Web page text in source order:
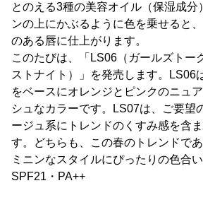
とのえる3種の美容オイル（保湿成分
ンの上にかぶるように色を乗せると
のある唇に仕上がります。
このたびは、「LS06（ガールズトー
ストナイト）」を発売します。LS06
をベースにオレンジとピンクのニュ
シュなカラーです。LS07は、ご要望
ージュ系にトレンドのくすみ感を含
す。どちらも、この春のトレンドで
ミニンなスタイルにぴったりの色合い
SPF21・PA++